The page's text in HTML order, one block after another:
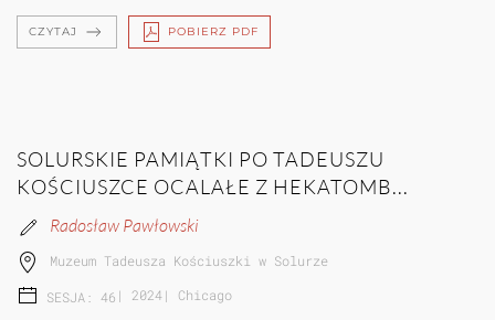
CZYTAJ POBIERZ PDF
SOLURSKIE PAMIĄTKI PO TADEUSZU
KOŚCIUSZCE OCALAŁE Z HEKATOMB...
Radosław Pawłowski
Muzeum Tadeusza Kościuszki w Solurze
SESJA: 46 | 2024| Chicago